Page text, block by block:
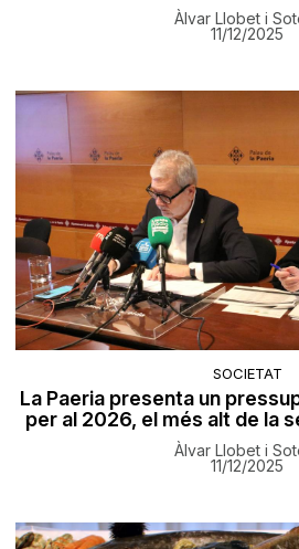
Àlvar Llobet i
11/12/2025
SOCIETAT
La Paeria presenta un
per al 2026, el més alt de la
Àlvar Llobet i
11/12/2025